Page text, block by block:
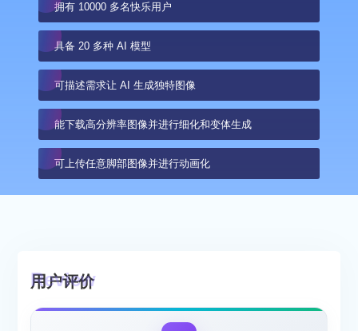
拥有 10000 多名快乐用户
具备 20 多种 AI 模型
可描述需求让 AI 生成独特图像
能下载高分辨率图像并进行细化和变体生成
可上传任意脚部图像并进行动画化
用户评价